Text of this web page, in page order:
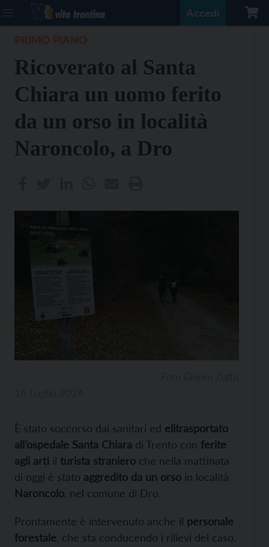
Accedi
Ricoverato al Santa
Chiara un uomo ferito
da un orso in località
Naroncolo, a Dro
È stato soccorso dai sanitari ed elitrasportato
all’ospedale Santa Chiara di Trento con ferite
agli arti il turista straniero che nella mattinata
di oggi è stato aggredito da un orso in località
Naroncolo , nel comune di Dro.
Prontamente è intervenuto anche il personale
forestale , che sta conducendo i rilievi del caso.